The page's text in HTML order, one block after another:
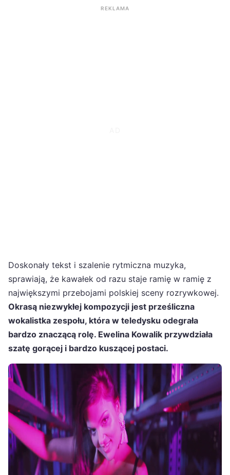
REKLAMA
Doskonały tekst i szalenie rytmiczna muzyka,
sprawiają, że kawałek od razu staje ramię w ramię z
największymi przebojami polskiej sceny rozrywkowej.
Okrasą niezwykłej kompozycji jest prześliczna
wokalistka zespołu, która w teledysku odegrała
bardzo znaczącą rolę. Ewelina Kowalik przywdziała
szatę gorącej i bardzo kuszącej postaci.